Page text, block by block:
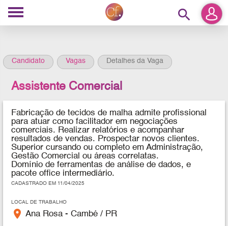
search
Candidato Vagas Detalhes da Vaga
Assistente Comercial
Fabricação de tecidos de malha admite profissional
para atuar como facilitador em negociações
comerciais. Realizar relatórios e acompanhar
resultados de vendas. Prospectar novos clientes.
Superior cursando ou completo em Administração,
Gestão Comercial ou áreas correlatas.
Domínio de ferramentas de análise de dados, e
pacote office intermediário.
CADASTRADO EM 11/04/2025
LOCAL DE TRABALHO
place Ana Rosa - Cambé / PR